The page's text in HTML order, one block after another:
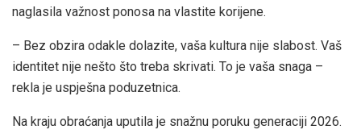
naglasila važnost ponosa na vlastite korijene.
– Bez obzira odakle dolazite, vaša kultura nije slabost. Vaš
identitet nije nešto što treba skrivati. To je vaša snaga –
rekla je uspješna poduzetnica.
Na kraju obraćanja uputila je snažnu poruku generaciji 2026.